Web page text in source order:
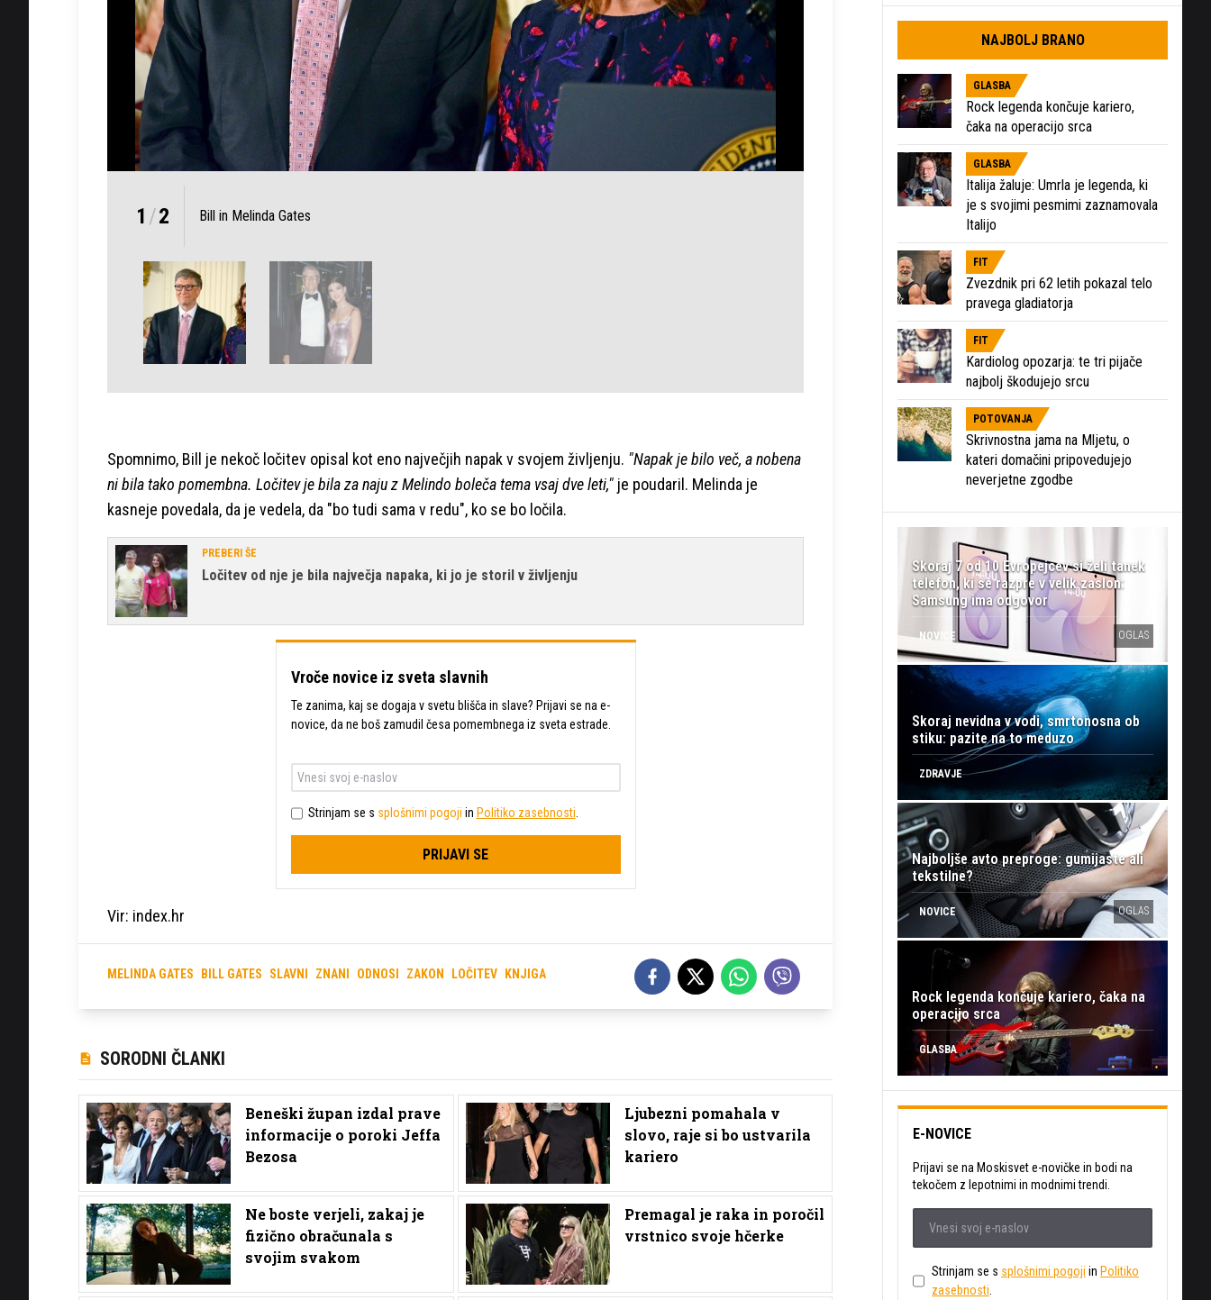
1 /2 Bill in Melinda Gates
Spomnimo, Bill je nekoč ločitev opisal kot eno največjih napak v svojem življenju. "Napak je bilo več, a nobena
ni bila tako pomembna. Ločitev je bila za naju z Melindo boleča tema vsaj dve leti," je poudaril. Melinda je
kasneje povedala, da je vedela, da "bo tudi sama v redu", ko se bo ločila.
PREBERI ŠE
Ločitev od nje je bila največja napaka, ki jo je storil v življenju
Vroče novice iz sveta slavnih
Te zanima, kaj se dogaja v svetu blišča in slave? Prijavi se na e-
novice, da ne boš zamudil česa pomembnega iz sveta estrade.
Strinjam se s splošnimi pogoji in Politiko zasebnosti.
PRIJAVI SE
Vir: index.hr
MELINDA GATES BILL GATES SLAVNI ZNANI ODNOSI ZAKON LOČITEV KNJIGA
SORODNI ČLANKI
Beneški župan izdal prave
informacije o poroki Jeffa
Bezosa
Ljubezni pomahala v
slovo, raje si bo ustvarila
kariero
Ne boste verjeli, zakaj je
fizično obračunala s
svojim svakom
Premagal je raka in poročil
vrstnico svoje hčerke
NAJBOLJ BRANO
GLASBA
Rock legenda končuje kariero,
čaka na operacijo srca
GLASBA
Italija žaluje: Umrla je legenda, ki
je s svojimi pesmimi zaznamovala
Italijo
FIT
Zvezdnik pri 62 letih pokazal telo
pravega gladiatorja
FIT
Kardiolog opozarja: te tri pijače
najbolj škodujejo srcu
POTOVANJA
Skrivnostna jama na Mljetu, o
kateri domačini pripovedujejo
neverjetne zgodbe
Skoraj 7 od 10 Evropejcev si želi tanek
telefon, ki se razpre v velik zaslon:
Samsung ima odgovor
NOVICE OGLAS
Skoraj nevidna v vodi, smrtonosna ob
stiku: pazite na to meduzo
ZDRAVJE
Najboljše avto preproge: gumijaste ali
tekstilne?
NOVICE OGLAS
Rock legenda končuje kariero, čaka na
operacijo srca
GLASBA
E-NOVICE
Prijavi se na Moskisvet e-novičke in bodi na
tekočem z lepotnimi in modnimi trendi.
Strinjam se s splošnimi pogoji in Politiko
zasebnosti